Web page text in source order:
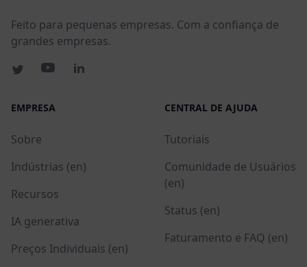
Feito para pequenas empresas. Com a confiança de
grandes empresas.
EMPRESA
Sobre
Indústrias (en)
Recursos
IA generativa
Preços Individuais (en)
CENTRAL DE AJUDA
Tutoriais
Comunidade de Usuários
(en)
Status (en)
Faturamento e FAQ (en)